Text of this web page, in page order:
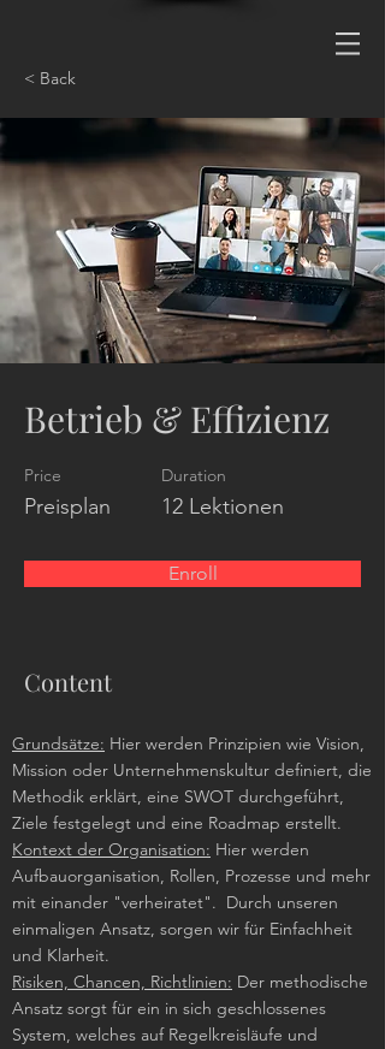
< Back
Betrieb & Effizienz
Price
Preisplan
Duration
12 Lektionen
Enroll
Content
Grundsätze: Hier werden Prinzipien wie Vision,
Mission oder Unternehmenskultur definiert, die
Methodik erklärt, eine SWOT durchgeführt,
Ziele festgelegt und eine Roadmap erstellt.
Kontext der Organisation: Hier werden
Aufbauorganisation, Rollen, Prozesse und mehr
mit einander "verheiratet". Durch unseren
einmaligen Ansatz, sorgen wir für Einfachheit
und Klarheit.
Risiken, Chancen, Richtlinien: Der methodische
Ansatz sorgt für ein in sich geschlossenes
System, welches auf Regelkreisläufe und